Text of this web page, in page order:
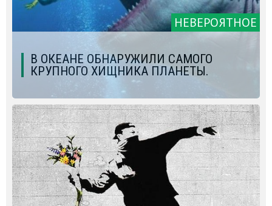
НЕВЕРОЯТНОЕ
В ОКЕАНЕ ОБНАРУЖИЛИ САМОГО
КРУПНОГО ХИЩНИКА ПЛАНЕТЫ.